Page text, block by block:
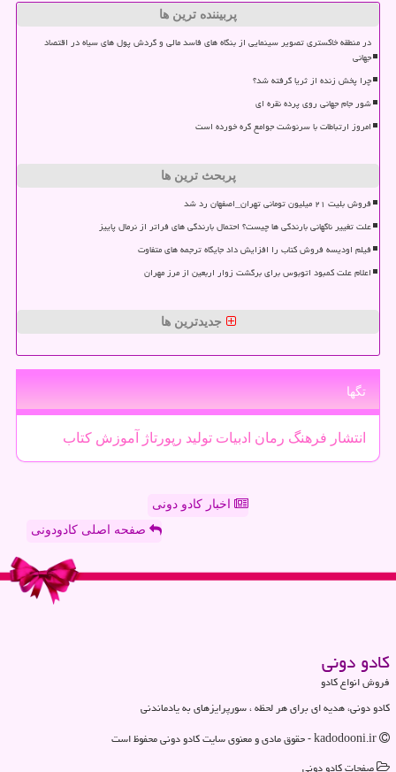
پربیننده ترین ها
در منطقه خاکستری تصویر سینمایی از بنگاه های فاسد مالی و گردش پول های سیاه در اقتصاد
جهانی
چرا پخش زنده از ثریا گرفته شد؟
شور جام جهانی روی پرده نقره ای
امروز ارتباطات با سرنوشت جوامع گره خورده است
پربحث ترین ها
فروش بلیت ۲۱ میلیون تومانی تهران_اصفهان رد شد
علت تغییر ناگهانی بارندگی ها چیست؟ احتمال بارندگی های فراتر از نرمال پاییز
فیلم اودیسه فروش کتاب را افزایش داد جایگاه ترجمه های متفاوت
اعلام علت کمبود اتوبوس برای برگشت زوار اربعین از مرز مهران
جدیدترین ها
تگها
انتشار فرهنگ رمان ادبیات تولید رپورتاژ آموزش كتاب
اخبار کادو دونی
صفحه اصلی کادودونی
كادو دونی
فروش انواع کادو
کادو دونی، هدیه ای برای هر لحظه ، سورپرایزهای به یادماندنی